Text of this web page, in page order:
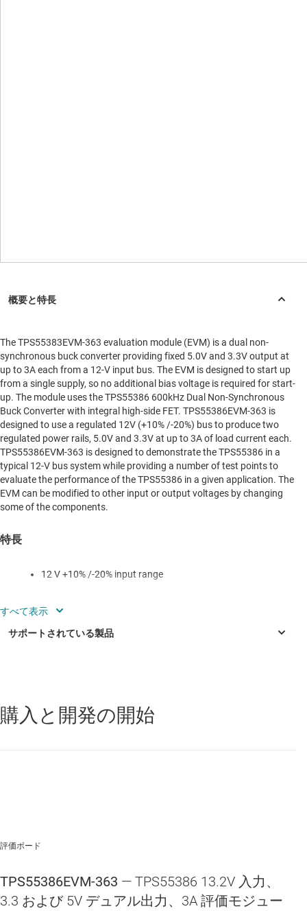
The TPS55383EVM-363 evaluation module (EVM) is a dual non-
synchronous buck converter providing fixed 5.0V and 3.3V output at
up to 3A each from a 12-V input bus. The EVM is designed to start up
from a single supply, so no additional bias voltage is required for start-
up. The module uses the TPS55386 600kHz Dual Non-Synchronous
Buck Converter with integral high-side FET. TPS55386EVM-363 is
designed to use a regulated 12V (+10% /-20%) bus to produce two
regulated power rails, 5.0V and 3.3V at up to 3A of load current each.
TPS55386EVM-363 is designed to demonstrate the TPS55386 in a
typical 12-V bus system while providing a number of test points to
evaluate the performance of the TPS55386 in a given application. The
EVM can be modified to other input or output voltages by changing
some of the components.
特長
12 V +10% /-20% input range
resistor change
Double Sided 2 Active Layer PCB with all components
TPS55383 — 外部補償機能対応、4.5V ～ 28V 入力、デュアル 3A 出
力、300kHz、降圧コンバータ
購入と開発の開始
評価ボード
TPS55386EVM-363 — TPS55386 13.2V 入力、
3.3 および 5V デュアル出力、3A 評価モジュー